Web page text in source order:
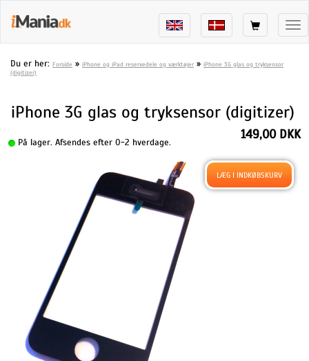
Du er her: Forside » iPhone og iPad reservedele og værktøjer » iPhone 3G glas og tryksensor
(digitizer)
iPhone 3G glas og tryksensor (digitizer)
På lager. Afsendes efter 0-2 hverdage.
149,00 DKK